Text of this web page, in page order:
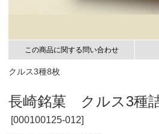
この商品に関する問い合わせ
クルス3種8枚
長崎銘菓 クルス3種
[000100125-012]